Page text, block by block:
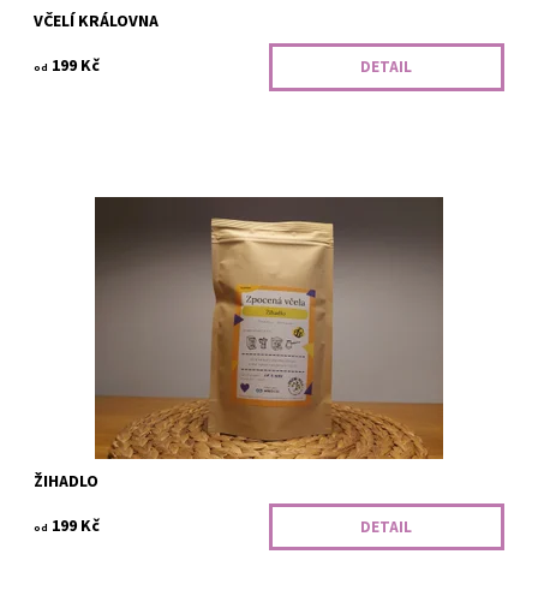
VČELÍ KRÁLOVNA
od 199 Kč DETAIL
Žihadlo je káva pro doplnění energie. Tradiční hořká chuť kakaa a
ražených mandlí. Pro moka, espreso i french press.
Napražíme
Zpocená včela
ŽIHADLO
od 199 Kč DETAIL